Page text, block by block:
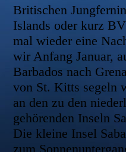
Britischen
Islands oder kurz
mal wieder eine
wir Anfang Januar,
Barbados nach
von St. Kitts segeln
an den zu den
gehörenden Inseln
Die kleine Insel
zum